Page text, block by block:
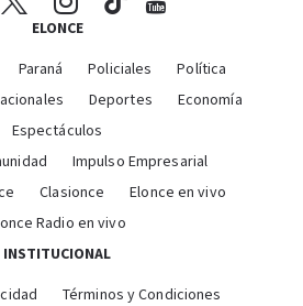
ELONCE
Paraná Policiales
Política
Deportes
Economía
Espectáculos
Impulso Empresarial
Clasionce
Elonce en vivo
Radio en vivo
INSTITUCIONAL
Términos y Condiciones